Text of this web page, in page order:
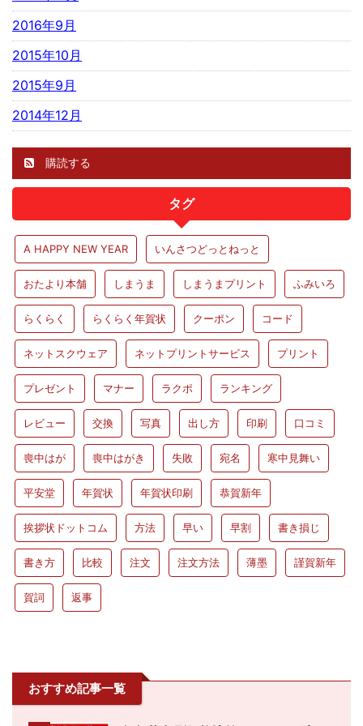
2016年9月
2015年10月
2015年9月
2014年12月
購読する
タグ
A HAPPY NEW YEAR いんさつどっとねっと
おたより本舗 しまうま しまうまプリント ふみいろ
らくらく らくらく年賀状 クーポン コード
ネットスクウェア ネットプリントサービス プリント
プレゼント マナー ラクポ ランキング
レビュー 交換 写真 出し方 印刷 口コミ
喪中はが 喪中はがき 失敗 宛名 寒中見舞い
平安堂 年賀状 年賀状印刷 恭賀新年
挨拶状ドットコム 方法 早い 早割 書き損じ
書き方 比較 注文 注文方法 薄墨 謹賀新年
賀詞 返事
おすすめ記事一覧